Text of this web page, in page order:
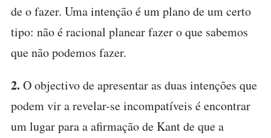
de o fazer. Uma intenção é um plano de um certo
tipo: não é racional planear fazer o que sabemos
que não podemos fazer.
2. O objectivo de apresentar as duas intenções que
podem vir a revelar-se incompatíveis é encontrar
um lugar para a afirmação de Kant de que a